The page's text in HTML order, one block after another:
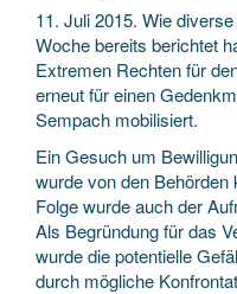
11. Juli 2015. Wie
Woche bereits berichtet
Extremen Rechten für
erneut für einen
Sempach mobilisiert.
Ein Gesuch um
wurde von den
Folge wurde auch der
Als Begründung für das
wurde die potentielle
durch mögliche